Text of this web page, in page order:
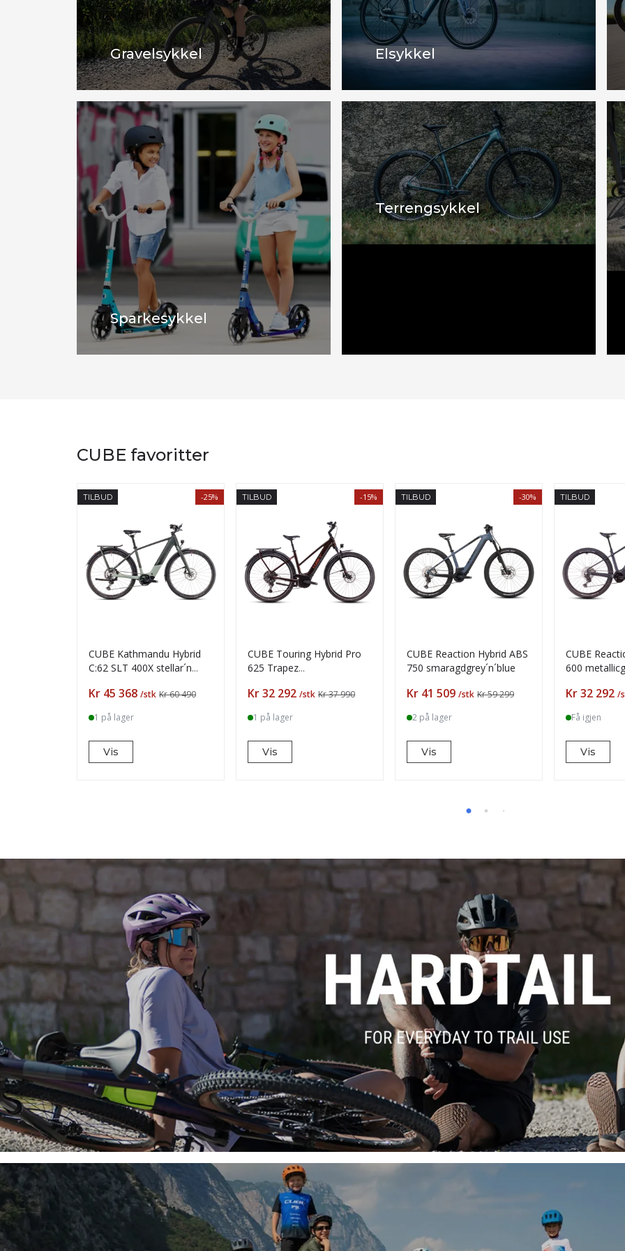
Gravelsykkel Elsykkel
Sparkesykkel
Terrengsykkel
CUBE favoritter
TILBUD -25%
CUBE Kathmandu Hybrid
C:62 SLT 400X stellar´n
Pris
Kr 45 368 /stk Kr 60 490
1 på lager
Vis
TILBUD -15%
CUBE Touring Hybrid Pro
625 Trapez
Pris
Kr 32 292 /stk Kr 37 990
1 på lager
Vis
TILBUD -30%
CUBE Reaction Hybrid ABS
750 smaragdgrey´n´blue
Pris
Kr 41 509 /stk Kr 59 299
2 på lager
Vis
TILBUD
CUBE
600
Pris
Kr 32 292 /
Få igjen
Vis